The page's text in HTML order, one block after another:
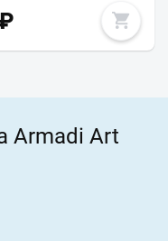
Armadi Art